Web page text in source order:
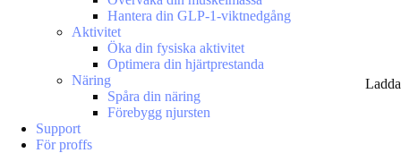
Hantera din GLP-1-viktnedgång
Aktivitet
Öka din fysiska aktivitet
Optimera din hjärtprestanda
Näring
Spåra din näring
Förebygg njursten
Support
För proffs